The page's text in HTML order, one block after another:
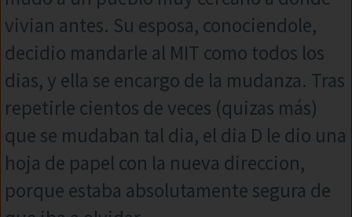
vivian antes. Su esposa, conociendole,
decidio mandarle al MIT como todos los
dias, y ella se encargo de la mudanza. Tras
repetirle cientos de veces (quizas más)
que se mudaban tal dia, el dia D le dio una
hoja de papel con la nueva direccion,
porque estaba absolutamente segura de